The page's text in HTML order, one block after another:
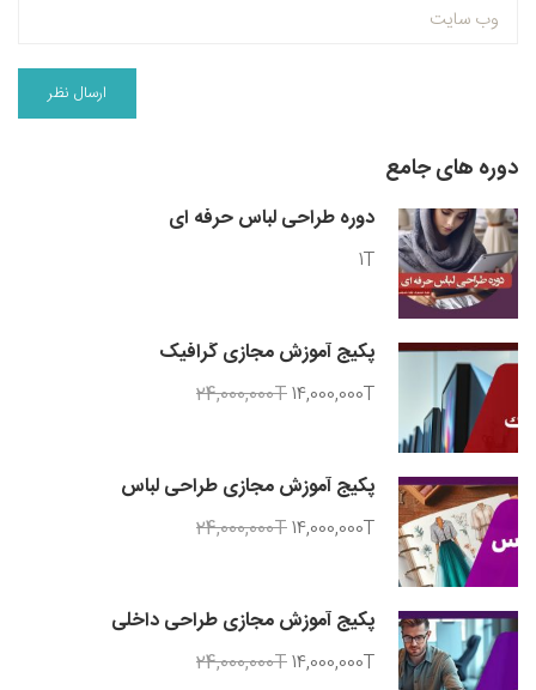
دوره های جامع
دوره طراحی لباس حرفه ای
1T
پکیج آموزش مجازی گرافیک
24,000,000T14,000,000T
پکیج آموزش مجازی طراحی لباس
24,000,000T14,000,000T
پکیج آموزش مجازی طراحی داخلی
24,000,000T14,000,000T